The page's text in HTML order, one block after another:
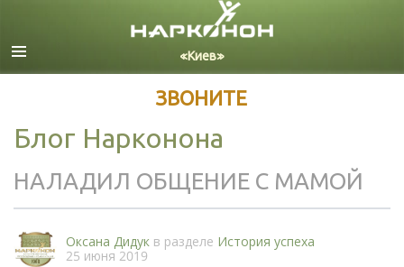
Русский
ЗВОНИТЕ
Блог Нарконона
НАЛАДИЛ ОБЩЕНИЕ С МАМОЙ
Оксана Дидук в разделе История успеха
25 июня 2019